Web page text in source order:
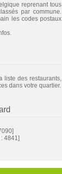
reprenant tous
par commune.
les codes postaux
liste des restaurants,
dans votre quartier.
4841]